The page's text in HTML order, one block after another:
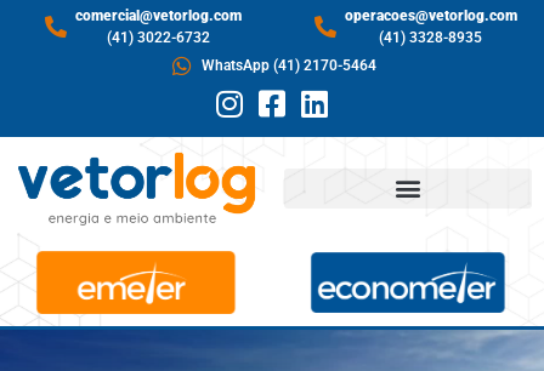
comercial@vetorlog.com
(41) 3022-6732
operacoes@vetorlog.com
(41) 3328-8935
WhatsApp (41) 2170-5464